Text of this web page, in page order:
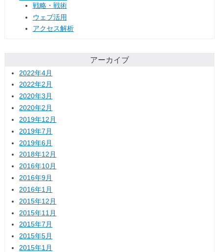
戦略・戦術
ウェブ活用
アクセス解析
アーカイブ
2022年4月
2022年2月
2020年3月
2020年2月
2019年12月
2019年7月
2019年6月
2018年12月
2016年10月
2016年9月
2016年1月
2015年12月
2015年11月
2015年7月
2015年5月
2015年1月